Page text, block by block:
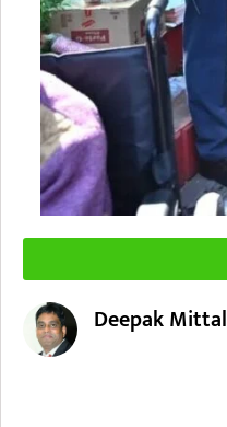
Deepak Mittal